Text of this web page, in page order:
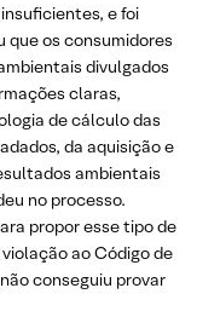
e foi
os consumidores
divulgados
claras,
de cálculo das
da aquisição e
ambientais
no processo.
propor esse tipo de
ao Código de
conseguiu provar